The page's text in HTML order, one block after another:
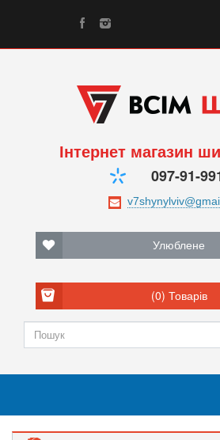
Інтернет магазин
097-91-
Улюблене
(0) Товарів